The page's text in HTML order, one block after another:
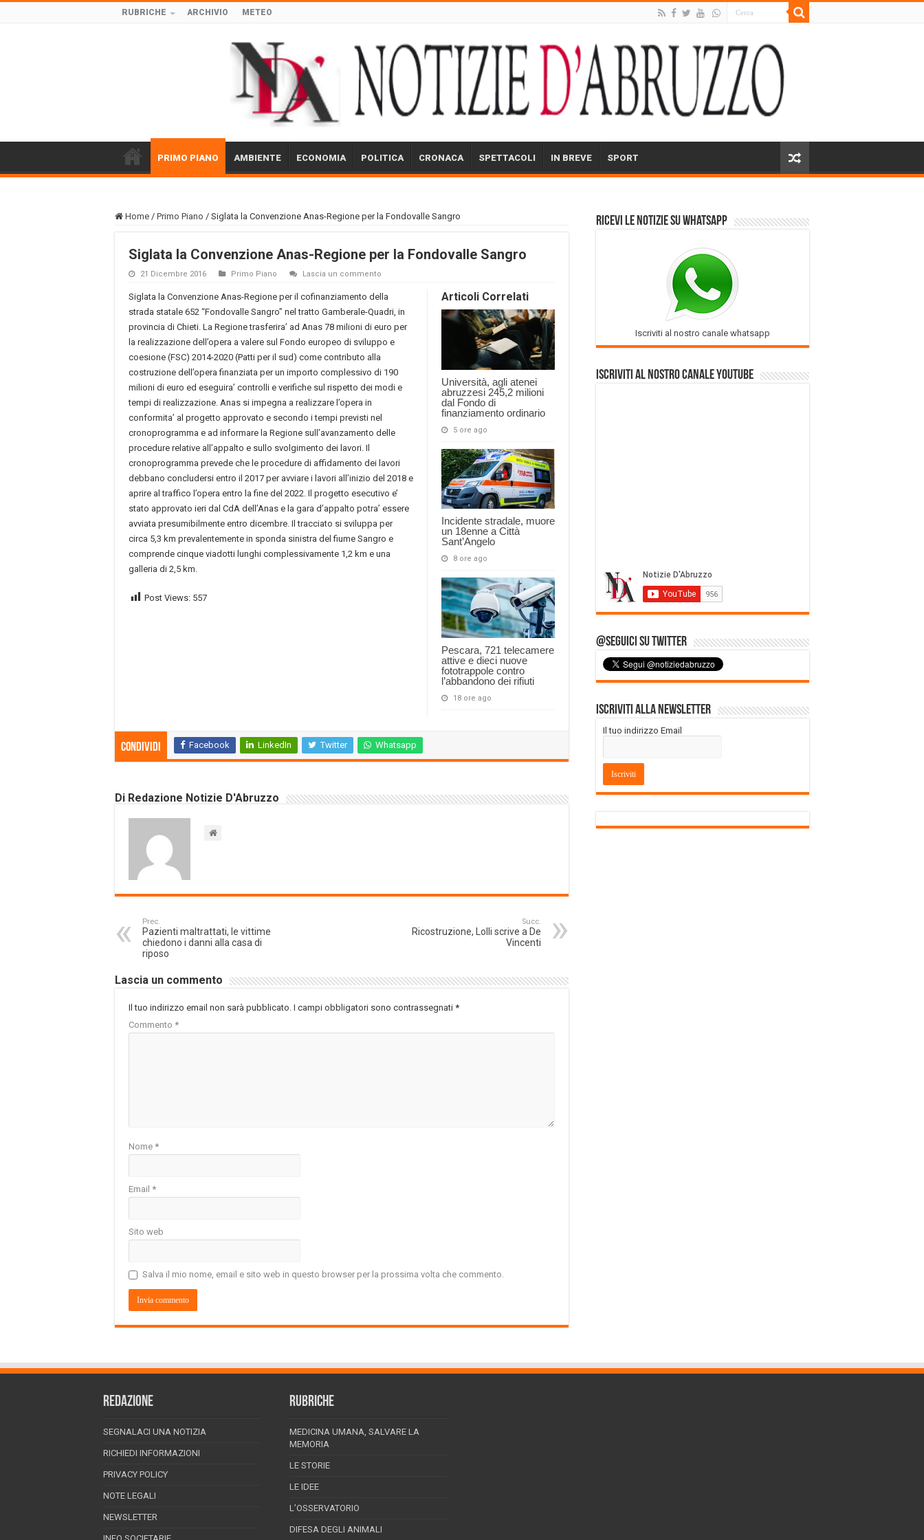
RUBRICHE ARCHIVIO METEO
PRIMO PIANO AMBIENTE ECONOMIA POLITICA CRONACA SPETTACOLI IN BREVE SPORT
Home / Primo Piano / Siglata la Convenzione Anas-Regione per la Fondovalle Sangro
Siglata la Convenzione Anas-Regione per la Fondovalle Sangro
21 Dicembre 2016 Primo Piano Lascia un commento
Articoli Correlati
Università, agli atenei
abruzzesi 245,2 milioni
dal Fondo di
finanziamento ordinario
5 ore ago
Incidente stradale, muore
un 18enne a Città
Sant’Angelo
8 ore ago
Pescara, 721 telecamere
attive e dieci nuove
fototrappole contro
l’abbandono dei rifiuti
18 ore ago
Siglata la Convenzione Anas-Regione per il cofinanziamento della
strada statale 652 “Fondovalle Sangro” nel tratto Gamberale-Quadri, in
provincia di Chieti. La Regione trasferira’ ad Anas 78 milioni di euro per
la realizzazione dell’opera a valere sul Fondo europeo di sviluppo e
coesione (FSC) 2014-2020 (Patti per il sud) come contributo alla
costruzione dell’opera finanziata per un importo complessivo di 190
milioni di euro ed eseguira’ controlli e verifiche sul rispetto dei modi e
tempi di realizzazione. Anas si impegna a realizzare l’opera in
conformita’ al progetto approvato e secondo i tempi previsti nel
cronoprogramma e ad informare la Regione sull’avanzamento delle
procedure relative all’appalto e sullo svolgimento dei lavori. Il
cronoprogramma prevede che le procedure di affidamento dei lavori
debbano concludersi entro il 2017 per avviare i lavori all’inizio del 2018 e
aprire al traffico l’opera entro la fine del 2022. Il progetto esecutivo e’
stato approvato ieri dal CdA dell’Anas e la gara d’appalto potra’ essere
avviata presumibilmente entro dicembre. Il tracciato si sviluppa per
circa 5,3 km prevalentemente in sponda sinistra del fiume Sangro e
comprende cinque viadotti lunghi complessivamente 1,2 km e una
galleria di 2,5 km.
Post Views: 557
Condividi Facebook LinkedIn Twitter Whatsapp
Di Redazione Notizie D'Abruzzo
Prec.
Pazienti maltrattati, le vittime
chiedono i danni alla casa di
riposo
Succ.
Ricostruzione, Lolli scrive a De
Vincenti
Lascia un commento
Il tuo indirizzo email non sarà pubblicato. I campi obbligatori sono contrassegnati *
Commento *
Nome *
Email *
Sito web
Salva il mio nome, email e sito web in questo browser per la prossima volta che commento.
Ricevi le notizie su Whatsapp
Iscriviti al nostro canale whatsapp
Iscriviti al nostro Canale Youtube
@Seguici su Twitter
Iscriviti alla Newsletter
Il tuo indirizzo Email
REDAZIONE
SEGNALACI UNA NOTIZIA
RICHIEDI INFORMAZIONI
PRIVACY POLICY
NOTE LEGALI
NEWSLETTER
RUBRICHE
MEDICINA UMANA, SALVARE LA
MEMORIA
LE STORIE
LE IDEE
L’OSSERVATORIO
DIFESA DEGLI ANIMALI